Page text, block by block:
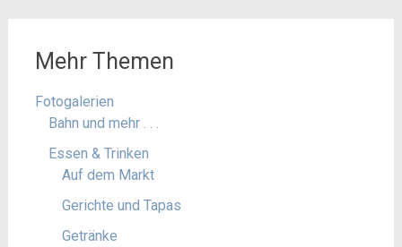
Mehr Themen
Fotogalerien
Bahn und mehr . . .
Essen & Trinken
Auf dem Markt
Gerichte und Tapas
Getränke